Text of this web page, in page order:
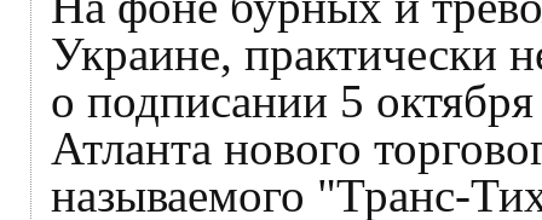
Украине, практически
о подписании 5
Атланта нового
называемого "Транс-